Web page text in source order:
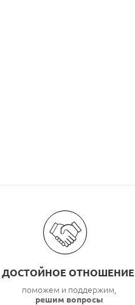
ДОСТОЙНОЕ ОТНОШЕНИЕ
поможем и поддержим,
решим вопросы